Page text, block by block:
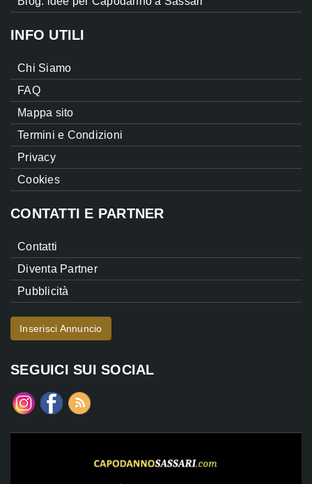
INFO UTILI
Chi Siamo
FAQ
Mappa sito
Termini e Condizioni
Privacy
Cookies
CONTATTI E PARTNER
Contatti
Diventa Partner
Pubblicità
Inserisci Annuncio
SEGUICI SUI SOCIAL